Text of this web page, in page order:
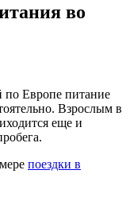
во
по Европе питание
Взрослым в
еще и
поездки в